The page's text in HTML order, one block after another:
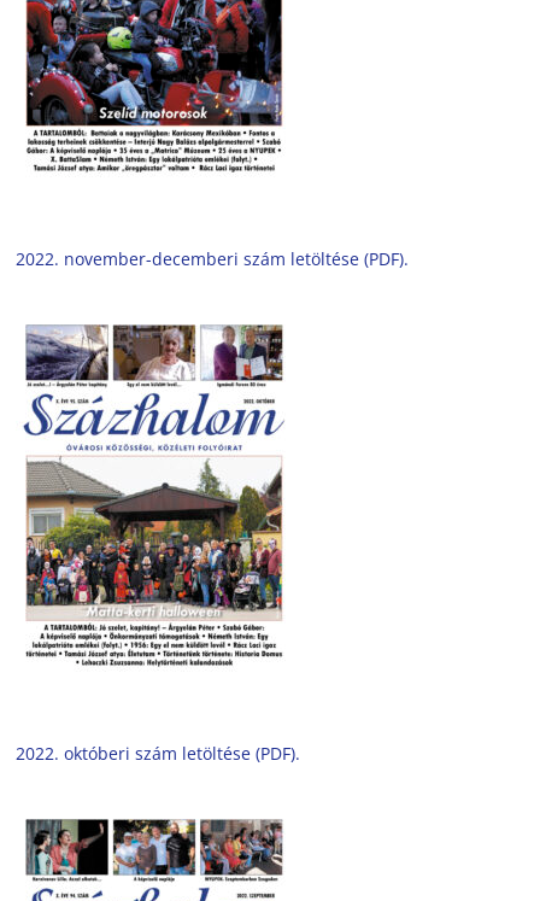
2022. november-decemberi szám letöltése (PDF).
2022. októberi szám letöltése (PDF).